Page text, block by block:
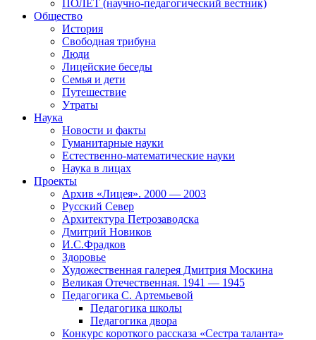
ПОЛЁТ (научно-педагогический вестник)
Общество
История
Свободная трибуна
Люди
Лицейские беседы
Семья и дети
Путешествие
Утраты
Наука
Новости и факты
Гуманитарные науки
Естественно-математические науки
Наука в лицах
Проекты
Архив «Лицея». 2000 — 2003
Русский Север
Архитектура Петрозаводска
Дмитрий Новиков
И.С.Фрадков
Здоровье
Художественная галерея Дмитрия Москина
Великая Отечественная. 1941 — 1945
Педагогика С. Артемьевой
Педагогика школы
Педагогика двора
Конкурс короткого рассказа «Сестра таланта»